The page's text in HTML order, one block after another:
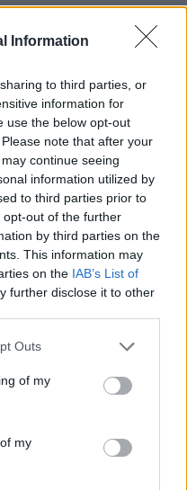
Information
to third parties, or
information for
use the below opt-out
note that after your
continue seeing
information utilized by
to third parties prior to
out of the further
by third parties on the
This information may
on the IAB’s List of
further disclose it to other
Outs
of my
my
(Bones)